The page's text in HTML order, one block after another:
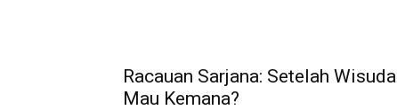
Racauan Sarjana: Setelah Wisuda
Mau Kemana?